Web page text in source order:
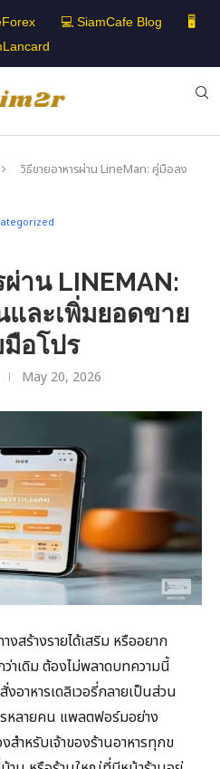
💻 SiamCafe Blog
🖥️
วิธีขายอาหารผ่าน LineMan: คู่มือลง
าน LINEMAN:
และเพิ่มยอดขาย
อโปร
May 20, 2026
สร้างรายได้เสริม หรืออยาก
าเดิม ต้องไม่พลาดบทความนี้
อาหารเดลิเวอรี่กลายเป็นส่วน
หลายคน แพลตฟอร์มอย่าง
ำหรับเจ้าของร้านอาหารทุกข